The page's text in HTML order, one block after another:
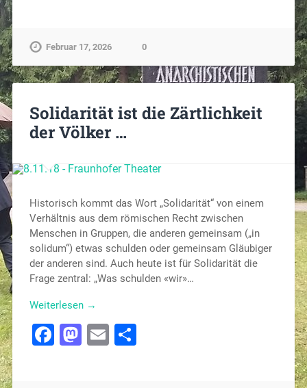
Februar 17, 2026 0
Solidarität ist die Zärtlichkeit
der Völker …
Historisch kommt das Wort „Solidarität“ von einem
Verhältnis aus dem römischen Recht zwischen
Menschen in Gruppen, die anderen gemeinsam („in
solidum“) etwas schulden oder gemeinsam Gläubiger
der anderen sind. Auch heute ist für Solidarität die
Frage zentral: „Was schulden «wir»…
Weiterlesen →
Facebook
Mastodon
EmailTeilen